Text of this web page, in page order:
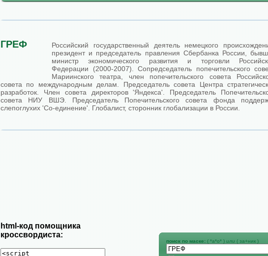
ГРЕФ
Российский государственный деятель немецкого
президент и председатель правления Сбербанка России,
министр экономического развития и торговли
Федерации (2000-2007). Сопредседатель попечительского
Мариинского театра, член попечительского совета
совета по международным делам. Председатель совета Центра
разработок. Член совета директоров 'Яндекса'. Председатель
совета НИУ ВШЭ. Председатель Попечительского совета фонда
слепоглухих 'Со-единение'. Глобалист, сторонник глобализации в России.
html-код помощника
кроссвордиста:
поиск по маске: ( *а*о* ) или ( за+ник )